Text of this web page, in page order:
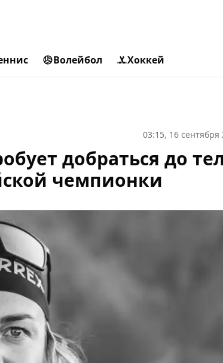
Волейбол Хоккей
03:15, 16 сентября
добраться до
чемпионки